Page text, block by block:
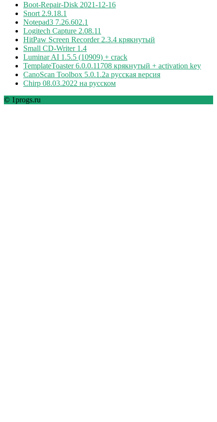
Boot-Repair-Disk 2021-12-16
Snort 2.9.18.1
Notepad3 7.26.602.1
Logitech Capture 2.08.11
HitPaw Screen Recorder 2.3.4 крякнутый
Small CD-Writer 1.4
Luminar AI 1.5.5 (10909) + crack
TemplateToaster 6.0.0.11708 крякнутый + activation key
CanoScan Toolbox 5.0.1.2a русская версия
Chirp 08.03.2022 на русском
© 1progs.ru